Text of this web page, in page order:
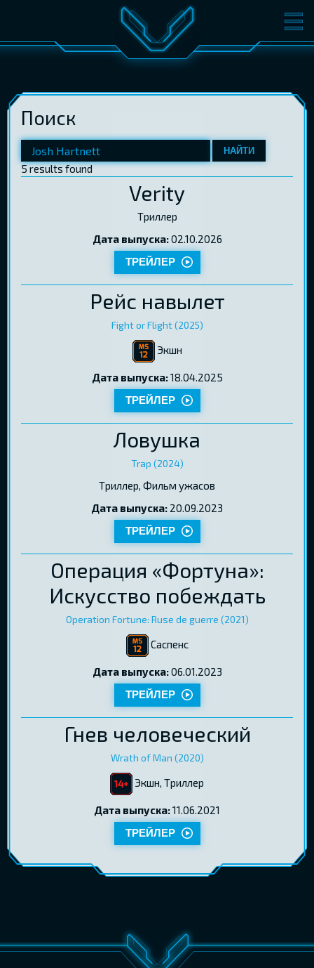
ФИЛЬМЫ БИЛЕТЫ
КОНФЕРЕНЦИИ
ПОДАРОЧНЫЕ КАРТЫ
Поиск
НАЙТИ
5 results found
Verity
Tриллер
Дата выпуска:02.10.2026
ТРЕЙЛЕР
Рейс навылет
Fight or Flight (2025)
Экшн
Дата выпуска:18.04.2025
ТРЕЙЛЕР
Ловушка
Trap (2024)
Tриллер, Фильм ужасов
Дата выпуска: 20.09.2023
ТРЕЙЛЕР
Операция «Фортуна»:
Искусство побеждать
Operation Fortune: Ruse de guerre (2021)
Саспенс
Дата выпуска:06.01.2023
ТРЕЙЛЕР
Гнев человеческий
Wrath of Man (2020)
Экшн, Tриллер
Дата выпуска:11.06.2021
ТРЕЙЛЕР